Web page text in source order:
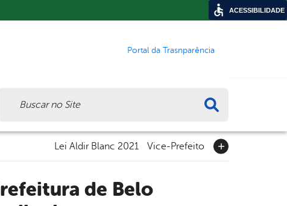
Portal da Trasnparência
Lei Aldir Blanc 2021 Vice-Prefeito
ACESSIBILIDADE